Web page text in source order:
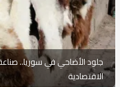
جلود الأضاحي في سوريا..
الاقتصادية